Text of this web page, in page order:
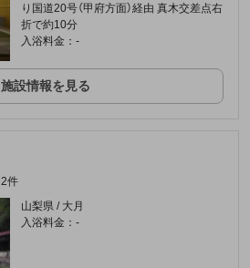
り国道20号（甲府方面）経由 真木交差点右
折で約10分
入浴料金：-
施設情報を見る
2件
山梨県 / 大月
入浴料金：-